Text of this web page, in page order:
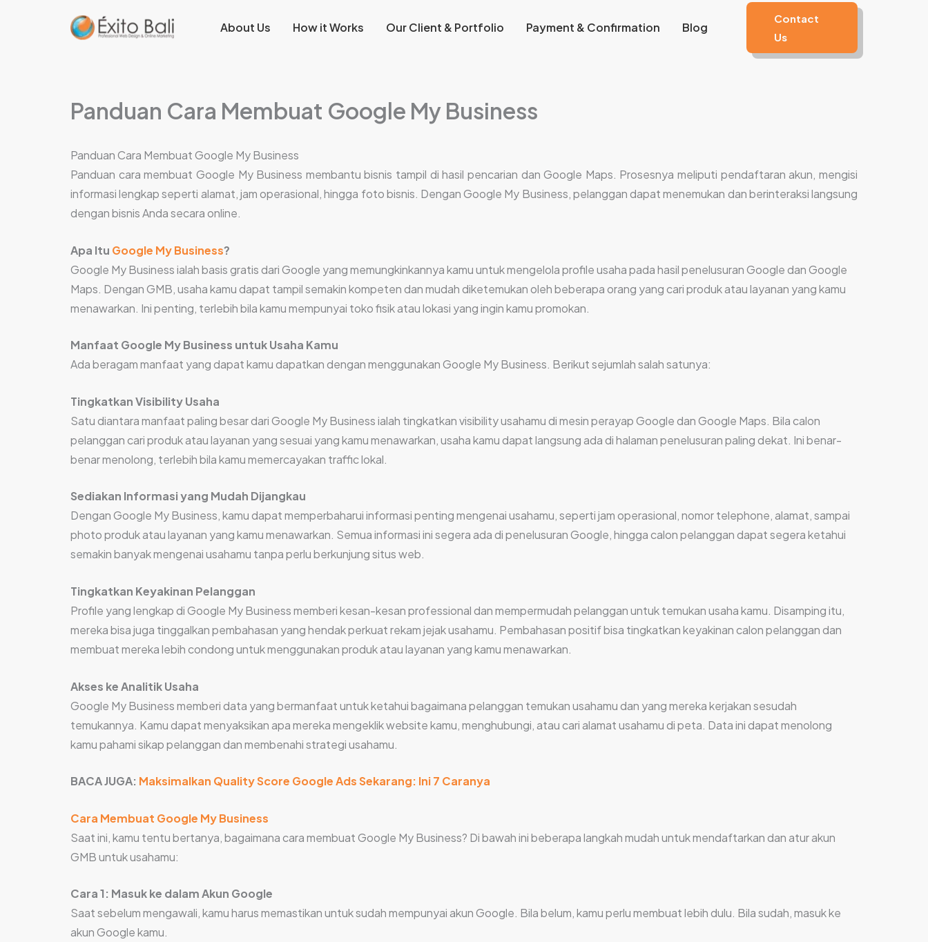
About Us How it Works Our Client & Portfolio Payment & Confirmation Blog
Contact
Us
Panduan Cara Membuat Google My Business
Panduan Cara Membuat Google My Business
Panduan cara membuat Google My Business membantu bisnis tampil di hasil pencarian dan Google Maps. Prosesnya meliputi pendaftaran akun, mengisi
informasi lengkap seperti alamat, jam operasional, hingga foto bisnis. Dengan Google My Business, pelanggan dapat menemukan dan berinteraksi langsung
dengan bisnis Anda secara online.
Apa Itu Google My Business?
Google My Business ialah basis gratis dari Google yang memungkinkannya kamu untuk mengelola profile usaha pada hasil penelusuran Google dan Google
Maps. Dengan GMB, usaha kamu dapat tampil semakin kompeten dan mudah diketemukan oleh beberapa orang yang cari produk atau layanan yang kamu
menawarkan. Ini penting, terlebih bila kamu mempunyai toko fisik atau lokasi yang ingin kamu promokan.
Manfaat Google My Business untuk Usaha Kamu
Ada beragam manfaat yang dapat kamu dapatkan dengan menggunakan Google My Business. Berikut sejumlah salah satunya:
Tingkatkan Visibility Usaha
Satu diantara manfaat paling besar dari Google My Business ialah tingkatkan visibility usahamu di mesin perayap Google dan Google Maps. Bila calon
pelanggan cari produk atau layanan yang sesuai yang kamu menawarkan, usaha kamu dapat langsung ada di halaman penelusuran paling dekat. Ini benar-
benar menolong, terlebih bila kamu memercayakan traffic lokal.
Sediakan Informasi yang Mudah Dijangkau
Dengan Google My Business, kamu dapat memperbaharui informasi penting mengenai usahamu, seperti jam operasional, nomor telephone, alamat, sampai
photo produk atau layanan yang kamu menawarkan. Semua informasi ini segera ada di penelusuran Google, hingga calon pelanggan dapat segera ketahui
semakin banyak mengenai usahamu tanpa perlu berkunjung situs web.
Tingkatkan Keyakinan Pelanggan
Profile yang lengkap di Google My Business memberi kesan-kesan professional dan mempermudah pelanggan untuk temukan usaha kamu. Disamping itu,
mereka bisa juga tinggalkan pembahasan yang hendak perkuat rekam jejak usahamu. Pembahasan positif bisa tingkatkan keyakinan calon pelanggan dan
membuat mereka lebih condong untuk menggunakan produk atau layanan yang kamu menawarkan.
Akses ke Analitik Usaha
Google My Business memberi data yang bermanfaat untuk ketahui bagaimana pelanggan temukan usahamu dan yang mereka kerjakan sesudah
temukannya. Kamu dapat menyaksikan apa mereka mengeklik website kamu, menghubungi, atau cari alamat usahamu di peta. Data ini dapat menolong
kamu pahami sikap pelanggan dan membenahi strategi usahamu.
BACA JUGA: Maksimalkan Quality Score Google Ads Sekarang: Ini 7 Caranya
Cara Membuat Google My Business
Saat ini, kamu tentu bertanya, bagaimana cara membuat Google My Business? Di bawah ini beberapa langkah mudah untuk mendaftarkan dan atur akun
GMB untuk usahamu:
Cara 1: Masuk ke dalam Akun Google
Saat sebelum mengawali, kamu harus memastikan untuk sudah mempunyai akun Google. Bila belum, kamu perlu membuat lebih dulu. Bila sudah, masuk ke
akun Google kamu.